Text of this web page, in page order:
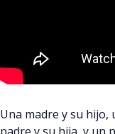
Una madre y su hijo,